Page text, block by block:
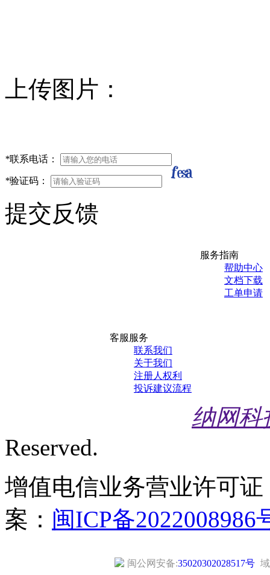
上传图片：
*联系电话：
*验证码：
提交反馈
服务指南
帮助中心
文档下载
工单申请
客服服务
联系我们
关于我们
注册人权利
投诉建议流程
纳网
Reserved.
增值电信业务营业许可证
案： 闽ICP备2022008986
闽公网安备:35020302028517号